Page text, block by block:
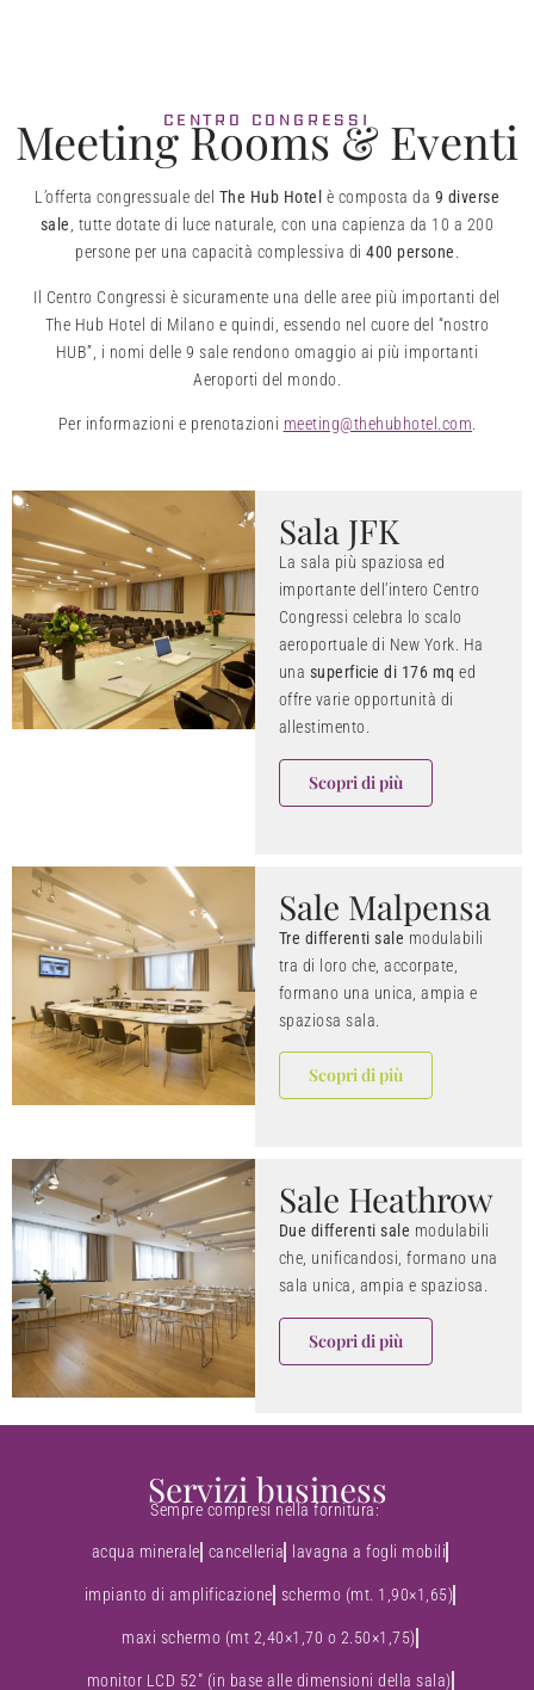
CENTRO CONGRESSI
Meeting Rooms & Eventi
L’offerta congressuale del The Hub Hotel è composta da 9 diverse
sale, tutte dotate di luce naturale, con una capienza da 10 a 200
persone per una capacità complessiva di 400 persone.
Il Centro Congressi è sicuramente una delle aree più importanti del
The Hub Hotel di Milano e quindi, essendo nel cuore del “nostro
HUB”, i nomi delle 9 sale rendono omaggio ai più importanti
Aeroporti del mondo.
Per informazioni e prenotazioni meeting@thehubhotel.com
Sala JFK
La sala più spaziosa ed
importante dell’intero Centro
Congressi celebra lo scalo
aeroportuale di New York. Ha
una superficie di 176 mq ed
offre varie opportunità di
allestimento.
Scopri di più
Sale Malpensa
Tre differenti sale modulabili
tra di loro che, accorpate,
formano una unica, ampia e
spaziosa sala.
Scopri di più
Sale Heathrow
Due differenti sale modulabili
che, unificandosi, formano una
sala unica, ampia e spaziosa.
Scopri di più
Servizi business
Sempre compresi nella fornitura:
acqua minerale cancelleria lavagna a fogli mobili
impianto di amplificazione schermo (mt. 1,90×1,65)
maxi schermo (mt 2,40×1,70 o 2.50×1,75)
monitor LCD 52″ (in base alle dimensioni della sala)